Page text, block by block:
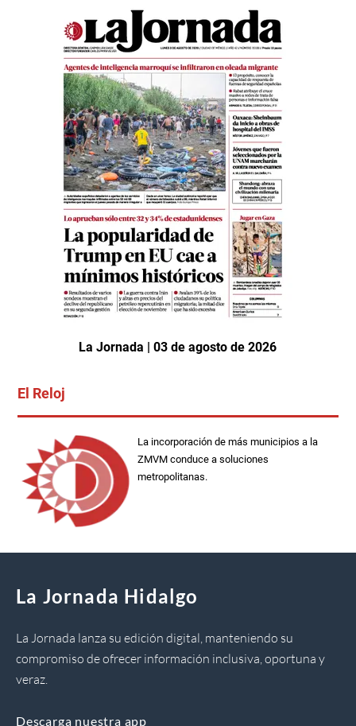
La Jornada | 03 de agosto de 2026
El Reloj
La incorporación de más municipios a la
ZMVM conduce a soluciones
metropolitanas.
La Jornada Hidalgo
La Jornada lanza su edición digital, manteniendo su
compromiso de ofrecer información inclusiva, oportuna y
veraz.
Descarga nuestra app